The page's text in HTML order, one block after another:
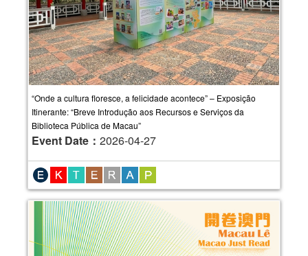
“Onde a cultura floresce, a felicidade acontece” – Exposição
Itinerante: “Breve Introdução aos Recursos e Serviços da
Biblioteca Pública de Macau”
Event Date： 2026-04-27